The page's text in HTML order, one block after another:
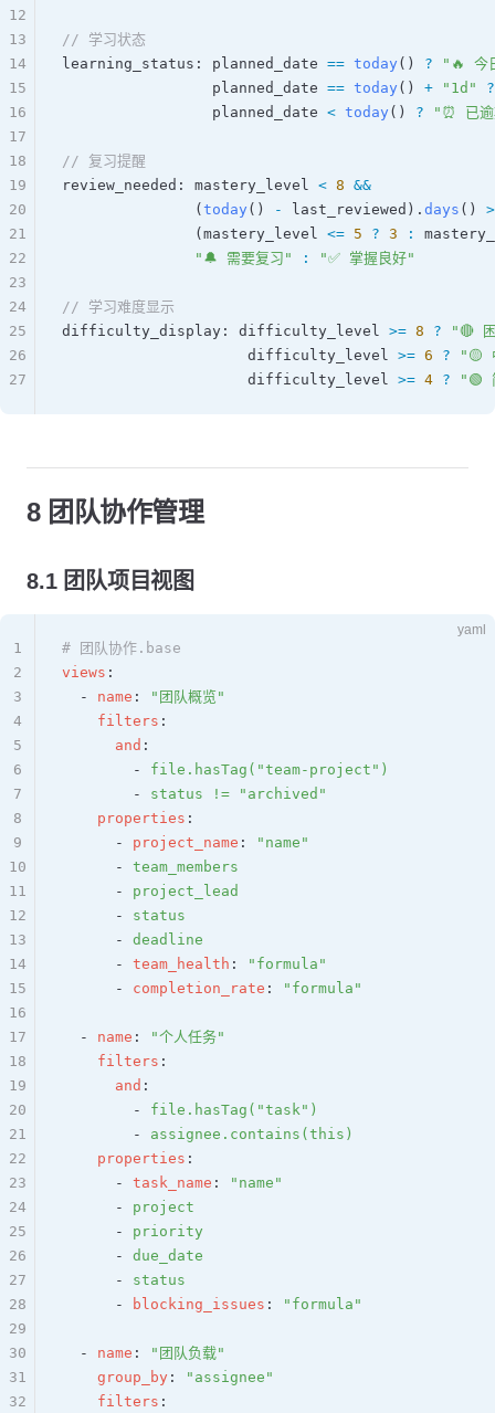
// 学习状态
learning_status : planned_date == today () ? "🔥 今
                 planned_date
== today () + "1d"
?
                 planned_date
< today () ? "⏰ 已
// 复习提醒
review_needed : mastery_level < 8 &&
               (
today () - last_reviewed ). days () >
               (
mastery_level <= 5 ? 3 :
               "🔔 需要复习"
: "✅ 掌握良好"
// 学习难度显示
difficulty_display : difficulty_level >= 8 ? "🔴
                     difficulty_level
>= 6 ? "🟡
                     difficulty_level
>= 4 ? "🟢
12
13
14
15
16
17
18
19
20
21
22
23
24
25
26
27
8 团队协作管理
8.1 团队项目视图
yaml
# 团队协作.base
views :
  -
name :
"团队概览"
    filters
:
      and
:
        -
file.hasTag("team-project")
        -
status != "archived"
    properties
:
      -
project_name :
"name"
      -
team_members
      -
project_lead
      -
status
      -
deadline
      -
team_health :
"formula"
      -
completion_rate : "formula"
  -
name :
"个人任务"
    filters
:
      and
:
        -
file.hasTag("task")
        -
assignee.contains(this)
    properties
:
      -
task_name :
"name"
      -
project
      -
priority
      -
due_date
      -
status
      -
blocking_issues : "formula"
  -
name :
"团队负载"
    group_by
:
"assignee"
    filters
:
1
2
3
4
5
6
7
8
9
10
11
12
13
14
15
16
17
18
19
20
21
22
23
24
25
26
27
28
29
30
31
32